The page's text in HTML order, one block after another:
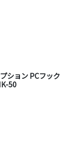
ション PCフック
50